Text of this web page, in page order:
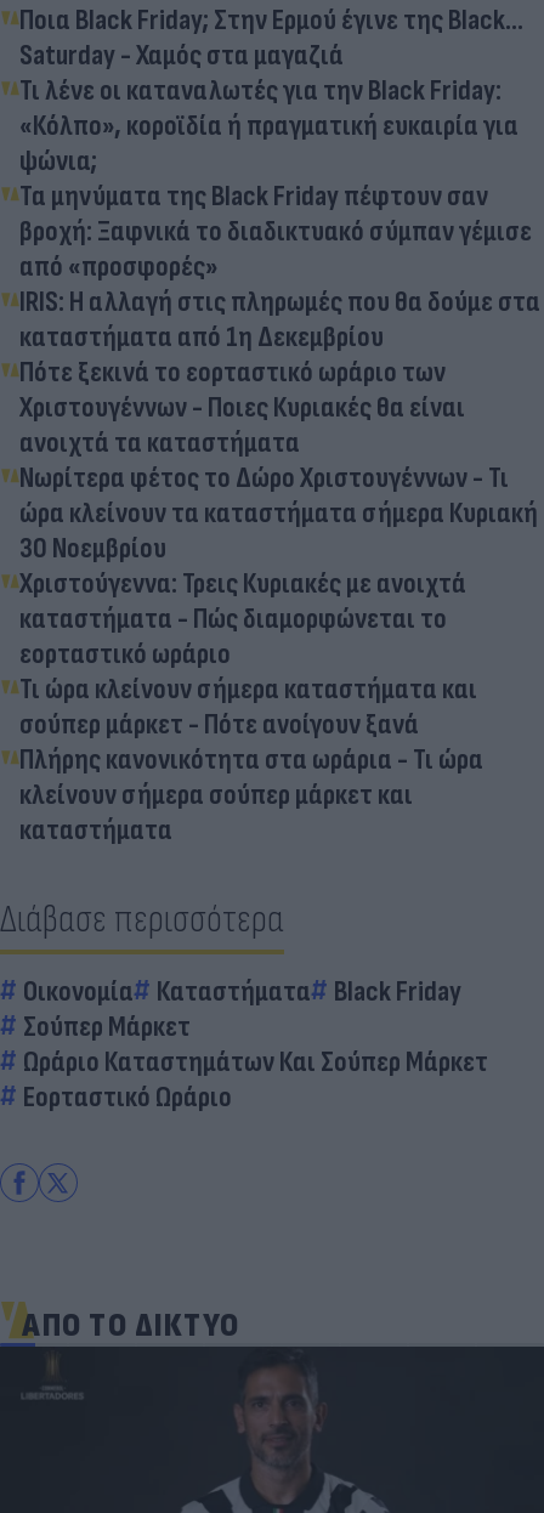
Ποια Black Friday; Στην Ερμού έγινε της Black...
Saturday - Χαμός στα μαγαζιά
Τι λένε οι καταναλωτές για την Black Friday:
«Κόλπο», κοροϊδία ή πραγματική ευκαιρία για
ψώνια;
Τα μηνύματα της Black Friday πέφτουν σαν
βροχή: Ξαφνικά το διαδικτυακό σύμπαν γέμισε
από «προσφορές»
IRIS: Η αλλαγή στις πληρωμές που θα δούμε στα
καταστήματα από 1η Δεκεμβρίου
Πότε ξεκινά το εορταστικό ωράριο των
Χριστουγέννων - Ποιες Κυριακές θα είναι
ανοιχτά τα καταστήματα
Νωρίτερα φέτος το Δώρο Χριστουγέννων - Τι
ώρα κλείνουν τα καταστήματα σήμερα Κυριακή
30 Νοεμβρίου
Χριστούγεννα: Τρεις Κυριακές με ανοιχτά
καταστήματα - Πώς διαμορφώνεται το
εορταστικό ωράριο
Τι ώρα κλείνουν σήμερα καταστήματα και
σούπερ μάρκετ - Πότε ανοίγουν ξανά
Πλήρης κανονικότητα στα ωράρια - Τι ώρα
κλείνουν σήμερα σούπερ μάρκετ και
καταστήματα
Διάβασε περισσότερα
Οικονομία Καταστήματα
Black Friday
Σούπερ Μάρκετ
Ωράριο Καταστημάτων Και Σούπερ Μάρκετ
Εορταστικό Ωράριο
ΑΠΟ ΤΟ ΔΙΚΤΥΟ